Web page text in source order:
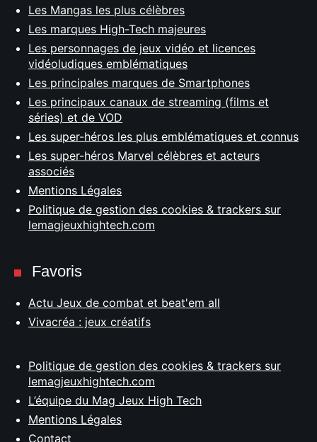
Les Mangas les plus célèbres
Les marques High-Tech majeures
Les personnages de jeux vidéo et licences
vidéoludiques emblématiques
Les principales marques de Smartphones
Les principaux canaux de streaming (films et
séries) et de VOD
Les super-héros les plus emblématiques et connus
Les super-héros Marvel célèbres et acteurs
associés
Mentions Légales
Politique de gestion des cookies & trackers sur
lemagjeuxhightech.com
Favoris
Actu Jeux de combat et beat'em all
Vivacréa : jeux créatifs
Politique de gestion des cookies & trackers sur
lemagjeuxhightech.com
L’équipe du Mag Jeux High Tech
Mentions Légales
Contact